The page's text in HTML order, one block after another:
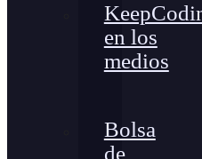
en los
medios
Bolsa
de